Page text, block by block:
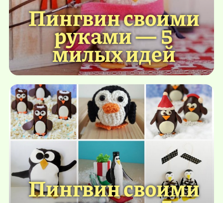
Пингвин своими
руками — 5
милых идей
Пингвин своими